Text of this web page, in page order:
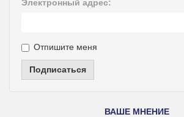
Электронный адрес:
Отпишите меня
Подписаться
ВАШЕ МНЕНИЕ